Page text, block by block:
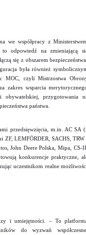
we współpracy z
odpowiedź na zmieniającą
się z obszarem bezpieczeństwa,
była również
MOC, czyli Mistrzostwa
zakres wsparcia
obywatelskiej, przygotowania
państwa.
przedsięwzięcia, m.in. AC SA
ZF, LEMFÖRDER, SACHS, TRW
John Deere Polska, Mipa, CS-II,
konkurencje praktyczne,
uczestnikom realne
i umiejętności. – To
do wyzwań